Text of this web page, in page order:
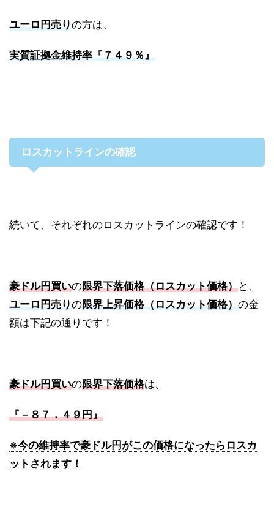
ユーロ円売りの方は、
実質証拠金維持率『７４９％』
ロスカットラインの確認
続いて、それぞれのロスカットラインの確認です！
豪ドル円買いの限界下落価格（ロスカット価格）と、
ユーロ円売りの限界上昇価格（ロスカット価格）の金
額は下記の通りです！
豪ドル円買いの限界下落価格は、
『－８７．４９円』
※今の維持率で豪ドル円がこの価格になったらロスカ
ットされます！